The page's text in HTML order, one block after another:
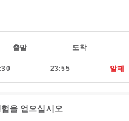
출발 도착
23:55 알제
을 얻으십시오